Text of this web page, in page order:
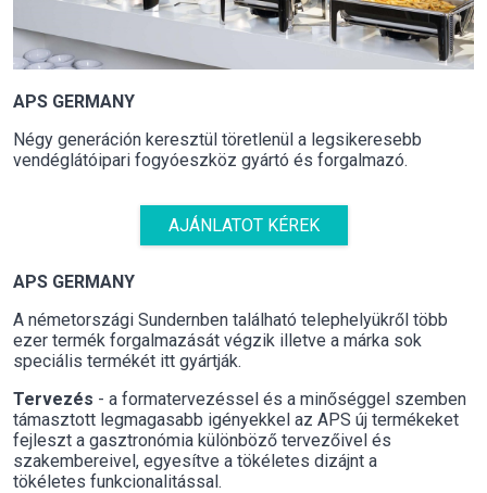
APS GERMANY
Négy generáción keresztül töretlenül a legsikeresebb
vendéglátóipari fogyóeszköz gyártó és forgalmazó.
AJÁNLATOT KÉREK
APS GERMANY
A németországi Sundernben található telephelyükről több
ezer termék forgalmazását végzik illetve a márka sok
speciális termékét itt gyártják.
Tervezés - a formatervezéssel és a minőséggel szemben
támasztott legmagasabb igényekkel az APS új termékeket
fejleszt a gasztronómia különböző tervezőivel és
szakembereivel, egyesítve a tökéletes dizájnt a
tökéletes funkcionalitással.